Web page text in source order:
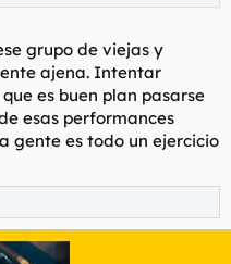
grupo de viejas y
ajena. Intentar
es buen plan pasarse
esas performances
gente es todo un ejercicio